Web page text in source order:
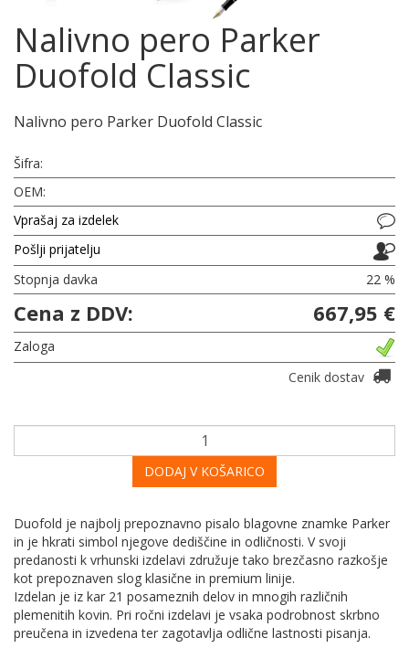
Nalivno pero Parker
Duofold Classic
Nalivno pero Parker Duofold Classic
Šifra:
OEM:
Vprašaj za izdelek
Pošlji prijatelju
Stopnja davka
22 %
Cena z DDV: 667,95 €
Zaloga
Cenik dostav
DODAJ V KOŠARICO
Duofold je najbolj prepoznavno pisalo blagovne znamke Parker
in je hkrati simbol njegove dediščine in odličnosti. V svoji
predanosti k vrhunski izdelavi združuje tako brezčasno razkošje
kot prepoznaven slog klasične in premium linije.
Izdelan je iz kar 21 posameznih delov in mnogih različnih
plemenitih kovin. Pri ročni izdelavi je vsaka podrobnost skrbno
preučena in izvedena ter zagotavlja odlične lastnosti pisanja.